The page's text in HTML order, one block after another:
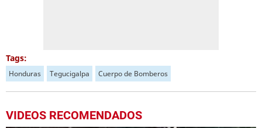
Tags:
Honduras Tegucigalpa Cuerpo de Bomberos
VIDEOS RECOMENDADOS